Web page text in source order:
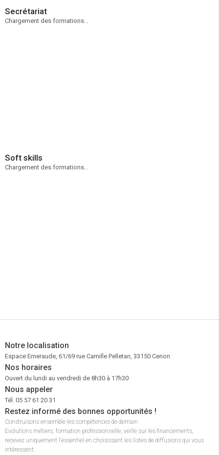
Secrétariat
Chargement des formations...
Soft skills
Chargement des formations...
Notre localisation
Espace Emeraude, 61/69 rue Camille Pelletan, 33150 Cenon
Nos horaires
Ouvert du lundi au vendredi de 8h30 à 17h30
Nous appeler
Tél. 05 57 61 20 31
Restez informé des bonnes opportunités !
Construisons ensemble les compétences de demain
Evolutions métiers, formation professionnelle, veille sur les financements,
recevez uniquement l'essentiel en choisissant les listes de diffusions qui vous
intéressent.